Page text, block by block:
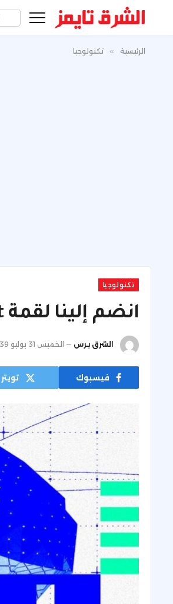
الرئيسية » تكنولوجيا
تكنولوجيا
انضم إلينا لقمة Wired's AI Power Summit
الشرق برس الخميس 31 يوليو 1:39 م
فيسبوك تويتر